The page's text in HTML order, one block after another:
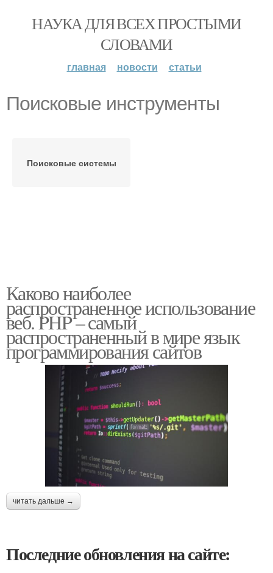
НАУКА ДЛЯ ВСЕХ ПРОСТЫМИ
СЛОВАМИ
главная новости статьи
Поисковые инструменты
Поисковые системы
Каково наиболее
распространенное использование
веб. PHP – самый
распространенный в мире язык
программирования сайтов
читать дальше →
Последние обновления на сайте: